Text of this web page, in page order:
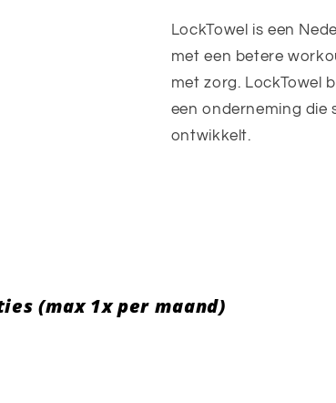
LockTowel is een
met een betere
met zorg. LockTowel
een onderneming die
ontwikkelt.
(max 1x per maand)